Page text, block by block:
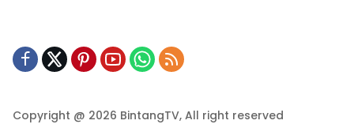
Copyright @ 2026 BintangTV, All right reserved